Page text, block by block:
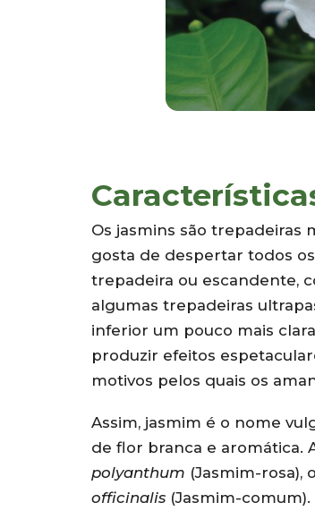
Os jasmins são trepadeiras
gosta de despertar todos
trepadeira ou escandente,
algumas trepadeiras
inferior um pouco mais
produzir efeitos
motivos pelos quais os
Assim, jasmim é o nome
de flor branca e aromática.
polyanthum (Jasmim-rosa), o
officinalis (Jasmim-comum).